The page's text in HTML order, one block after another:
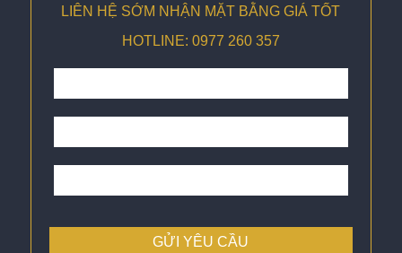
LIÊN HỆ SỚM NHẬN MẶT BẰNG GIÁ TỐT
HOTLINE: 0977 260 357